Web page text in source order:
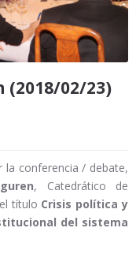
(2018/02/23)
conferencia / debate,
, Catedrático de
título Crisis política y
del sistema